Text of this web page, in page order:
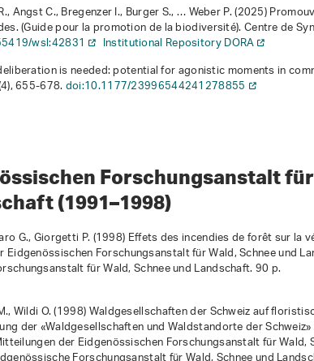
Angst C., Bregenzer I., Burger S., … Weber P. (2025)
. (Guide pour la promotion de la biodiversité). Centre de
wsl:42831
Institutional Repository DORA
is needed: potential for agonistic moments in
655-678.doi:10.1177/23996544241278855
Forschungsanstalt für
(1991–1998)
G., Giorgetti P. (1998)Effets des incendies de forêt sur la
Eidgenössischen Forschungsanstalt für Wald, Schnee und
für Wald, Schnee und Landschaft. 90 p.
Wildi O. (1998)Waldgesellschaften der Schweiz auf
der «Waldgesellschaften und Waldstandorte der
der Eidgenössischen Forschungsanstalt für Wald,